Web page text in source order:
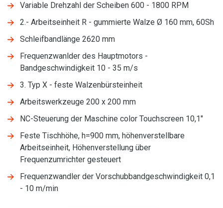
Variable Drehzahl der Scheiben 600 - 1800 RPM
2.- Arbeitseinheit R - gummierte Walze Ø 160 mm, 60Sh
Schleifbandlänge 2620 mm
Frequenzwanlder des Hauptmotors -
Bandgeschwindigkeit 10 - 35 m/s
3. Typ X - feste Walzenbürsteinheit
Arbeitswerkzeuge 200 x 200 mm
NC-Steuerung der Maschine color Touchscreen 10,1"
Feste Tischhöhe, h=900 mm, höhenverstellbare
Arbeitseinheit, Höhenverstellung über
Frequenzumrichter gesteuert
Frequenzwandler der Vorschubbandgeschwindigkeit 0,1
- 10 m/min